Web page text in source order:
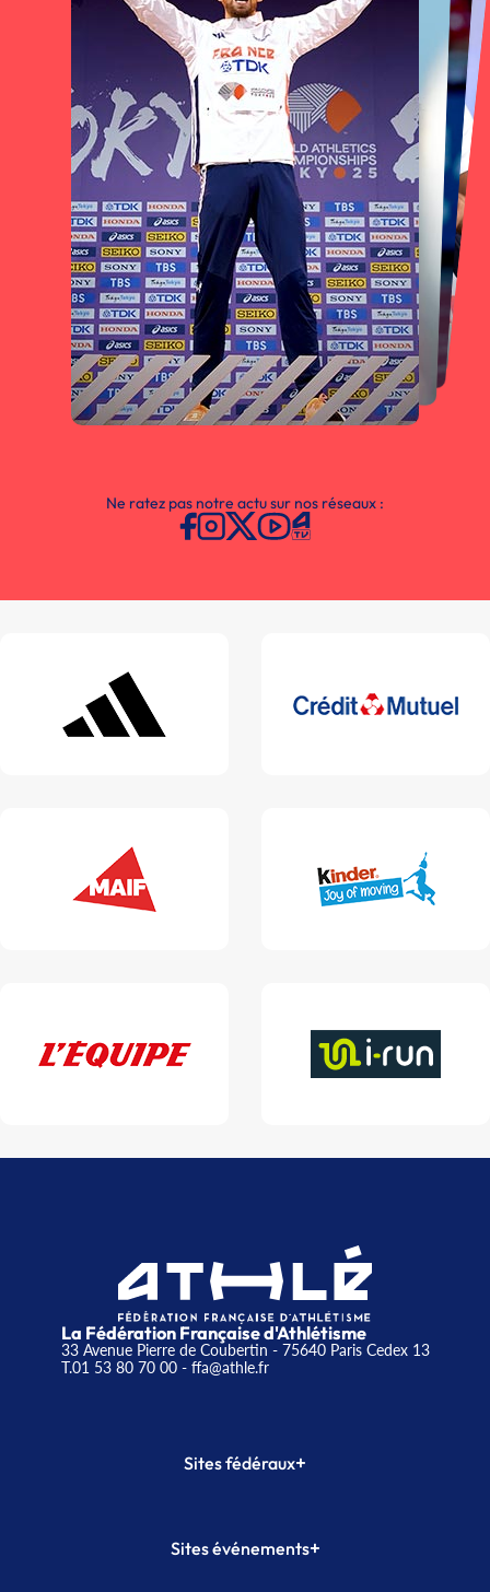
Ne ratez pas notre actu sur nos réseaux :
La Fédération Française d'Athlétisme
33 Avenue Pierre de Coubertin - 75640 Paris Cedex 13
T.01 53 80 70 00- ffa@athle.fr
Sites fédéraux+
Plateforme Formation
Sites événements+